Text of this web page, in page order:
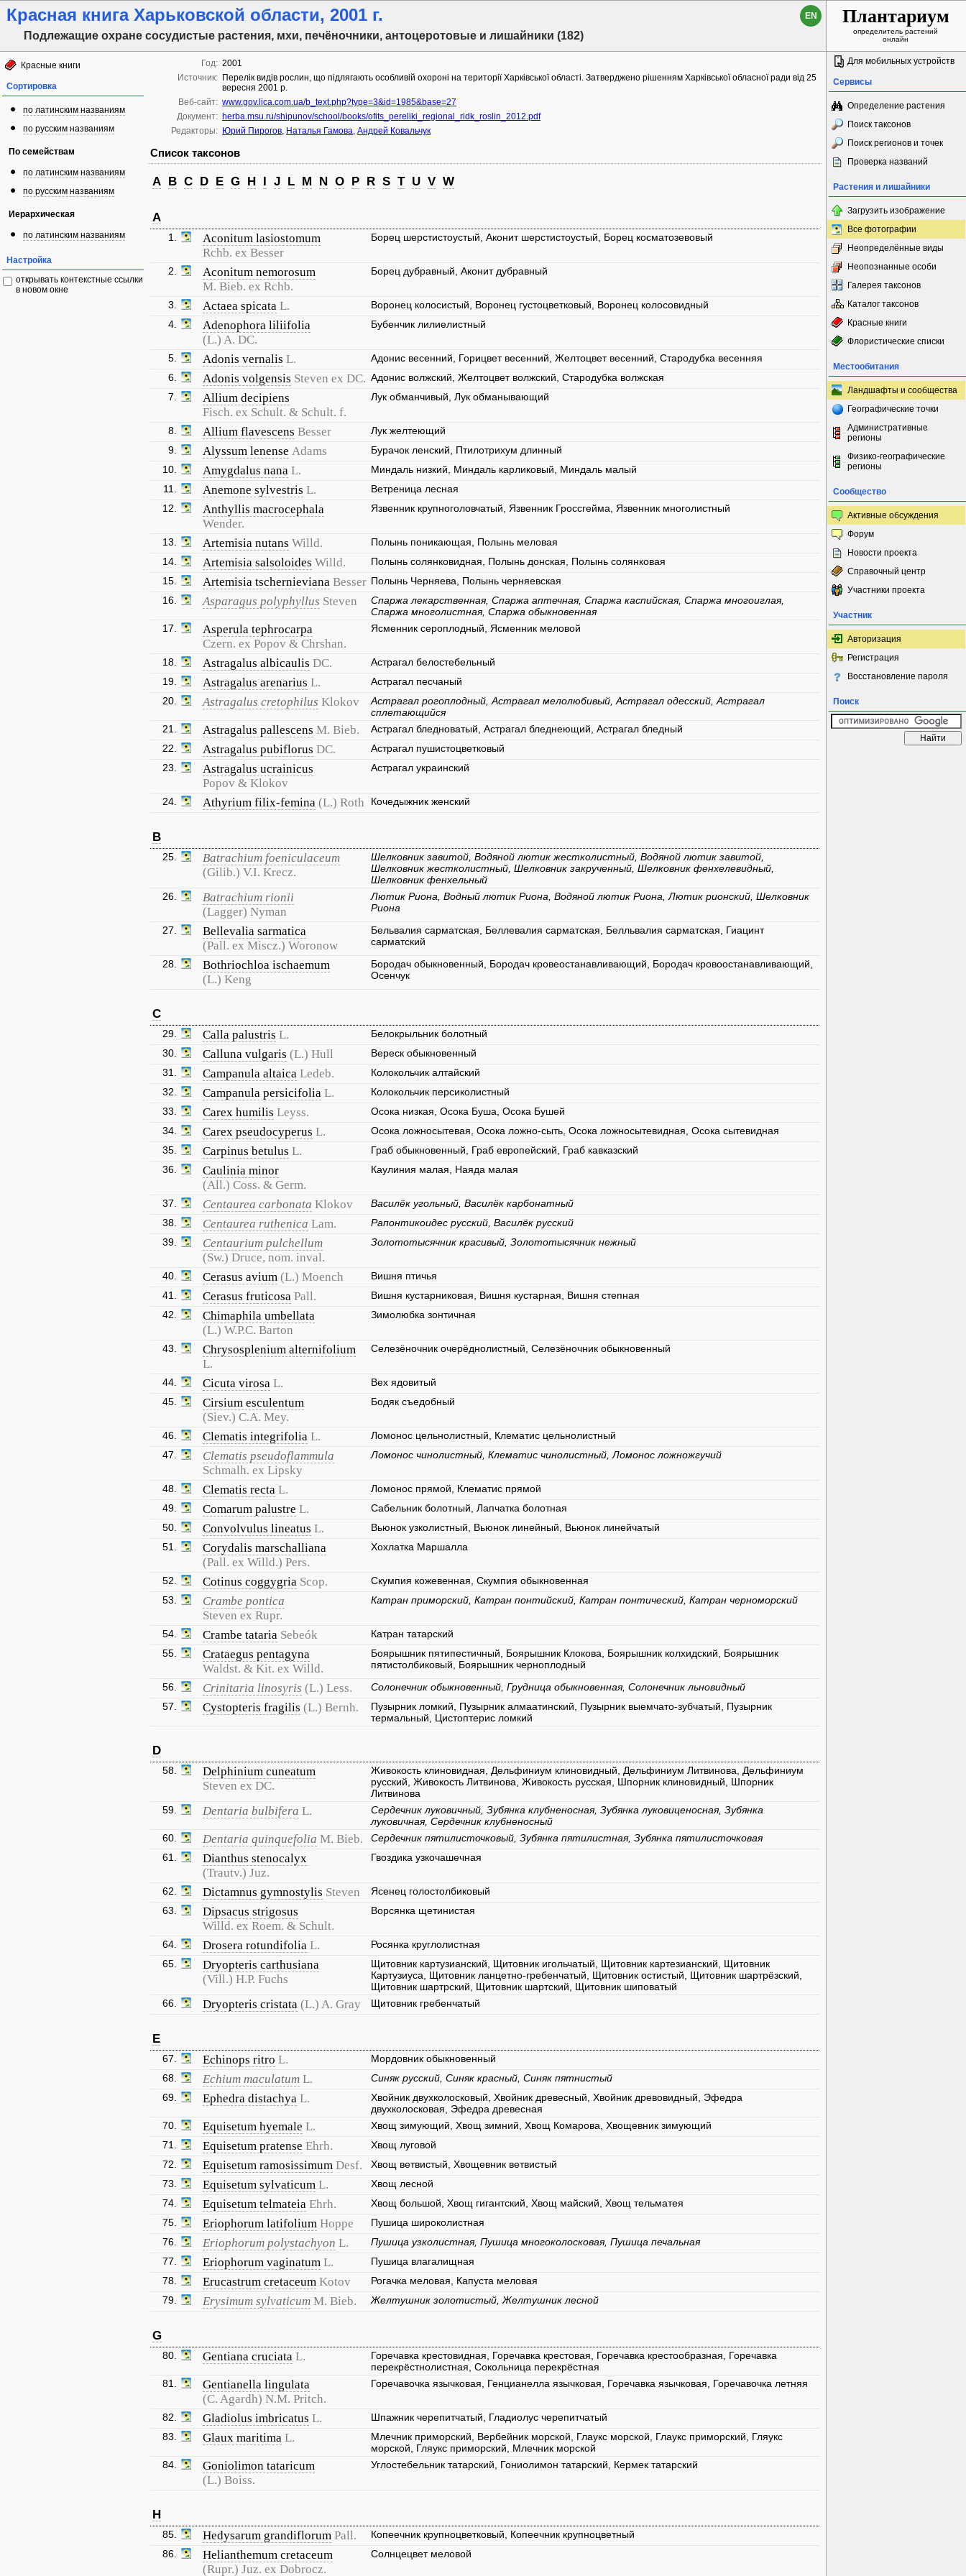
Красная книга Харьковской области, 2001 г.
Подлежащие охране сосудистые растения, мхи, печёночники, антоцеротовые и лишайники (182)
EN Плантариум
определитель растений
онлайн
Красные книги
Сортировка
по латинским названиям
по русским названиям
По семействам
по латинским названиям
по русским названиям
Иерархическая
по латинским названиям
Настройка
открывать контекстные ссылки
в новом окне
Год: 2001
Источник: Перелік видів рослин, що підлягають особливій охороні на території Харківської області. Затверджено рішенням Харківської обласної ради від 25
вересня 2001 р.
Веб-сайт: www.gov.lica.com.ua/b_text.php?type=3&id=1985&base=27
Документ: herba.msu.ru/shipunov/school/books/ofits_pereliki_regional_ridk_roslin_2012.pdf
Редакторы: Юрий Пирогов, Наталья Гамова, Андрей Ковальчук
Список таксонов
A B C D E G H I J L M N O P R S T U V W
A
1.
Aconitum lasiostomum
Rchb. ex Besser
Борец шерстистоустый, Аконит шерстистоустый, Борец косматозевовый
2.
Aconitum nemorosum
M. Bieb. ex Rchb.
Борец дубравный, Аконит дубравный
3. Actaea spicata L.
Воронец колосистый, Воронец густоцветковый, Воронец колосовидный
4.
Adenophora liliifolia
(L.) A. DC.
Бубенчик лилиелистный
5. Adonis vernalis L.
Адонис весенний, Горицвет весенний, Желтоцвет весенний, Стародубка весенняя
6.
Adonis volgensis Steven ex DC. Адонис волжский, Желтоцвет волжский, Стародубка волжская
7.
Allium decipiens
Fisch. ex Schult. & Schult. f.
Лук обманчивый, Лук обманывающий
8. Allium flavescens Besser
Лук желтеющий
9.
Alyssum lenense Adams
Бурачок ленский, Птилотрихум длинный
10.
Amygdalus nana L.
Миндаль низкий, Миндаль карликовый, Миндаль малый
11.
Anemone sylvestris L.
Ветреница лесная
12.
Anthyllis macrocephala
Wender.
Язвенник крупноголовчатый, Язвенник Гроссгейма, Язвенник многолистный
13. Artemisia nutans Willd.
Полынь поникающая, Полынь меловая
14.
Artemisia salsoloides Willd.
Полынь солянковидная, Полынь донская, Полынь солянковая
15.
Artemisia tschernieviana Besser Полынь Черняева, Полынь черняевская
16.
Asparagus polyphyllus Steven
Спаржа лекарственная, Спаржа аптечная, Спаржа каспийская, Спаржа многоиглая,
Спаржа многолистная, Спаржа обыкновенная
17.
Asperula tephrocarpa
Czern. ex Popov & Chrshan.
Ясменник сероплодный, Ясменник меловой
18. Astragalus albicaulis DC.
Астрагал белостебельный
19.
Astragalus arenarius L.
Астрагал песчаный
20.
Astragalus cretophilus Klokov
Астрагал рогоплодный, Астрагал мелолюбивый, Астрагал одесский, Астрагал
сплетающийся
21.
Astragalus pallescens M. Bieb.
Астрагал бледноватый, Астрагал бледнеющий, Астрагал бледный
22.
Astragalus pubiflorus DC.
Астрагал пушистоцветковый
23.
Astragalus ucrainicus
Popov & Klokov
Астрагал украинский
24. Athyrium filix-femina (L.) Roth Кочедыжник женский
B
25.
Batrachium foeniculaceum
(Gilib.) V.I. Krecz.
Шелковник завитой, Водяной лютик жестколистный, Водяной лютик завитой,
Шелковник жестколистный, Шелковник закрученный, Шелковник фенхелевидный,
Шелковник фенхельный
26.
Batrachium rionii
(Lagger) Nyman
Лютик Риона, Водный лютик Риона, Водяной лютик Риона, Лютик рионский, Шелковник
Риона
27.
Bellevalia sarmatica
(Pall. ex Miscz.) Woronow
Бельвалия сарматская, Беллевалия сарматская, Белльвалия сарматская, Гиацинт
сарматский
28.
Bothriochloa ischaemum
(L.) Keng
Бородач обыкновенный, Бородач кровеостанавливающий, Бородач кровоостанавливающий,
Осенчук
C
29. Calla palustris L.
Белокрыльник болотный
30.
Calluna vulgaris (L.) Hull
Вереск обыкновенный
31.
Campanula altaica Ledeb.
Колокольчик алтайский
32.
Campanula persicifolia L.
Колокольчик персиколистный
33.
Carex humilis Leyss.
Осока низкая, Осока Буша, Осока Бушей
34.
Carex pseudocyperus L.
Осока ложносытевая, Осока ложно-сыть, Осока ложносытевидная, Осока сытевидная
35.
Carpinus betulus L.
Граб обыкновенный, Граб европейский, Граб кавказский
36.
Caulinia minor
(All.) Coss. & Germ.
Каулиния малая, Наяда малая
37. Centaurea carbonata Klokov
Василёк угольный, Василёк карбонатный
38.
Centaurea ruthenica Lam.
Рапонтикоидес русский, Василёк русский
39.
Centaurium pulchellum
(Sw.) Druce, nom. inval.
Золототысячник красивый, Золототысячник нежный
40. Cerasus avium (L.) Moench
Вишня птичья
41.
Cerasus fruticosa Pall.
Вишня кустарниковая, Вишня кустарная, Вишня степная
42.
Chimaphila umbellata
(L.) W.P.C. Barton
Зимолюбка зонтичная
43.
Chrysosplenium alternifolium
L.
Селезёночник очерёднолистный, Селезёночник обыкновенный
44. Cicuta virosa L.
Вех ядовитый
45.
Cirsium esculentum
(Siev.) C.A. Mey.
Бодяк съедобный
46. Clematis integrifolia L.
Ломонос цельнолистный, Клематис цельнолистный
47.
Clematis pseudoflammula
Schmalh. ex Lipsky
Ломонос чинолистный, Клематис чинолистный, Ломонос ложножгучий
48. Clematis recta L.
Ломонос прямой, Клематис прямой
49.
Comarum palustre L.
Сабельник болотный, Лапчатка болотная
50.
Convolvulus lineatus L.
Вьюнок узколистный, Вьюнок линейный, Вьюнок линейчатый
51.
Corydalis marschalliana
(Pall. ex Willd.) Pers.
Хохлатка Маршалла
52. Cotinus coggygria Scop.
Скумпия кожевенная, Скумпия обыкновенная
53.
Crambe pontica
Steven ex Rupr.
Катран приморский, Катран понтийский, Катран понтический, Катран черноморский
54. Crambe tataria Sebeók
Катран татарский
55.
Crataegus pentagyna
Waldst. & Kit. ex Willd.
Боярышник пятипестичный, Боярышник Клокова, Боярышник колхидский, Боярышник
пятистолбиковый, Боярышник черноплодный
56.
Crinitaria linosyris (L.) Less.
Солонечник обыкновенный, Грудница обыкновенная, Солонечник льновидный
57.
Cystopteris fragilis (L.) Bernh.
Пузырник ломкий, Пузырник алмаатинский, Пузырник выемчато-зубчатый, Пузырник
термальный, Цистоптерис ломкий
D
58.
Delphinium cuneatum
Steven ex DC.
Живокость клиновидная, Дельфиниум клиновидный, Дельфиниум Литвинова, Дельфиниум
русский, Живокость Литвинова, Живокость русская, Шпорник клиновидный, Шпорник
Литвинова
59.
Dentaria bulbifera L.
Сердечник луковичный, Зубянка клубненосная, Зубянка луковиценосная, Зубянка
луковичная, Сердечник клубненосный
60.
Dentaria quinquefolia M. Bieb.
Сердечник пятилисточковый, Зубянка пятилистная, Зубянка пятилисточковая
61.
Dianthus stenocalyx
(Trautv.) Juz.
Гвоздика узкочашечная
62. Dictamnus gymnostylis Steven
Ясенец голостолбиковый
63.
Dipsacus strigosus
Willd. ex Roem. & Schult.
Ворсянка щетинистая
64. Drosera rotundifolia L.
Росянка круглолистная
65.
Dryopteris carthusiana
(Vill.) H.P. Fuchs
Щитовник картузианский, Щитовник игольчатый, Щитовник картезианский, Щитовник
Картузиуса, Щитовник ланцетно-гребенчатый, Щитовник остистый, Щитовник шартрёзский,
Щитовник шартрский, Щитовник шартский, Щитовник шиповатый
66.
Dryopteris cristata (L.) A. Gray Щитовник гребенчатый
E
67. Echinops ritro L.
Мордовник обыкновенный
68.
Echium maculatum L.
Синяк русский, Синяк красный, Синяк пятнистый
69.
Ephedra distachya L.
Хвойник двухколосковый, Хвойник древесный, Хвойник древовидный, Эфедра
двухколосковая, Эфедра древесная
70.
Equisetum hyemale L.
Хвощ зимующий, Хвощ зимний, Хвощ Комарова, Хвощевник зимующий
71.
Equisetum pratense Ehrh.
Хвощ луговой
72.
Equisetum ramosissimum Desf.
Хвощ ветвистый, Хвощевник ветвистый
73.
Equisetum sylvaticum L.
Хвощ лесной
74.
Equisetum telmateia Ehrh.
Хвощ большой, Хвощ гигантский, Хвощ майский, Хвощ тельматея
75.
Eriophorum latifolium Hoppe
Пушица широколистная
76.
Eriophorum polystachyon L.
Пушица узколистная, Пушица многоколосковая, Пушица печальная
77.
Eriophorum vaginatum L.
Пушица влагалищная
78.
Erucastrum cretaceum Kotov
Рогачка меловая, Капуста меловая
79.
Erysimum sylvaticum M. Bieb. Желтушник золотистый, Желтушник лесной
G
80. Gentiana cruciata L.
Горечавка крестовидная, Горечавка крестовая, Горечавка крестообразная, Горечавка
перекрёстнолистная, Сокольница перекрёстная
81.
Gentianella lingulata
(C. Agardh) N.M. Pritch.
Горечавочка язычковая, Генцианелла язычковая, Горечавка язычковая, Горечавочка летняя
82. Gladiolus imbricatus L.
Шпажник черепитчатый, Гладиолус черепитчатый
83.
Glaux maritima L.
Млечник приморский, Вербейник морской, Глаукс морской, Глаукс приморский, Гляукс
морской, Гляукс приморский, Млечник морской
84.
Goniolimon tataricum
(L.) Boiss.
Углостебельник татарский, Гониолимон татарский, Кермек татарский
H
85. Hedysarum grandiflorum Pall.
Копеечник крупноцветковый, Копеечник крупноцветный
86.
Helianthemum cretaceum
(Rupr.) Juz. ex Dobrocz.
Солнцецвет меловой
Для мобильных устройств
Сервисы
Определение растения
Поиск таксонов
Поиск регионов и точек
Проверка названий
Растения и лишайники
Загрузить изображение
Все фотографии
Неопределённые виды
Неопознанные особи
Галерея таксонов
Каталог таксонов
Красные книги
Флористические списки
Местообитания
Ландшафты и сообщества
Географические точки
Административные
регионы
Физико-географические
регионы
Сообщество
Активные обсуждения
Форум
Новости проекта
Справочный центр
Участники проекта
Участник
Авторизация
Регистрация
Восстановление пароля
Поиск